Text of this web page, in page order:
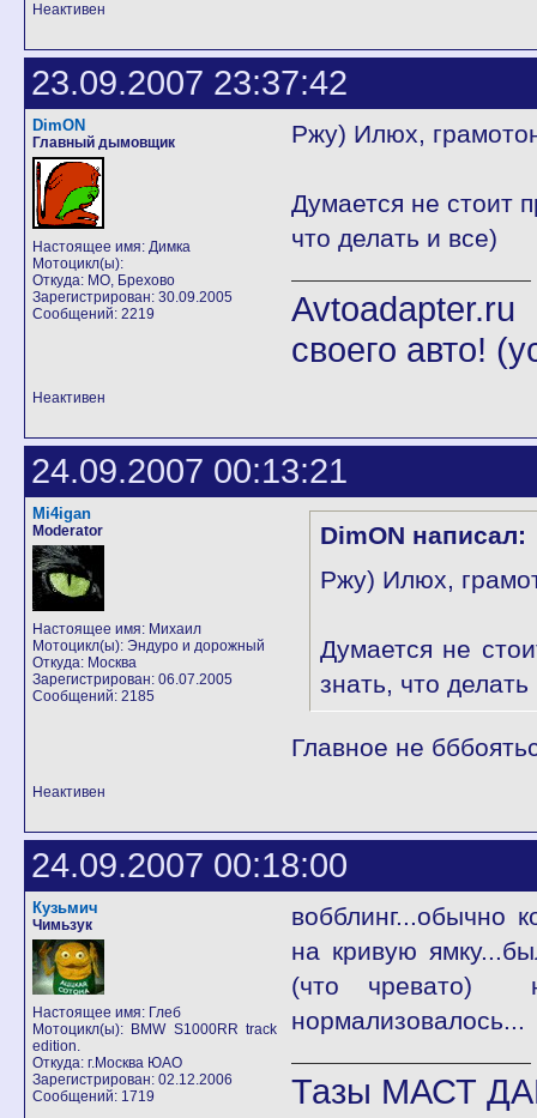
Неактивен
23.09.2007 23:37:42
DimON
Главный дымовщик
Настоящее имя: Димка
Мотоцикл(ы):
Откуда: МО, Брехово
Зарегистрирован: 30.09.2005
Сообщений: 2219
Ржу) Илюх,
Думается не стоит
что делать и все)
своего авто!
Неактивен
24.09.2007 00:13:21
Mi4igan
Moderator
Настоящее имя: Михаил
Мотоцикл(ы): Эндуро и дорожный
Откуда: Москва
Зарегистрирован: 06.07.2005
Сообщений: 2185
DimON написал:
Ржу) Илюх,
Думается не
знать, что делать
Главное не
Неактивен
24.09.2007 00:18:00
Кузьмич
Чимьзук
Настоящее имя: Глеб
Мотоцикл(ы): BMW S1000RR track
edition.
Откуда: г.Москва ЮАО
Зарегистрирован: 02.12.2006
Сообщений: 1719
вобблинг...обычно
на кривую
(что чревато)
нормализовалось...
Тазы МАСТ